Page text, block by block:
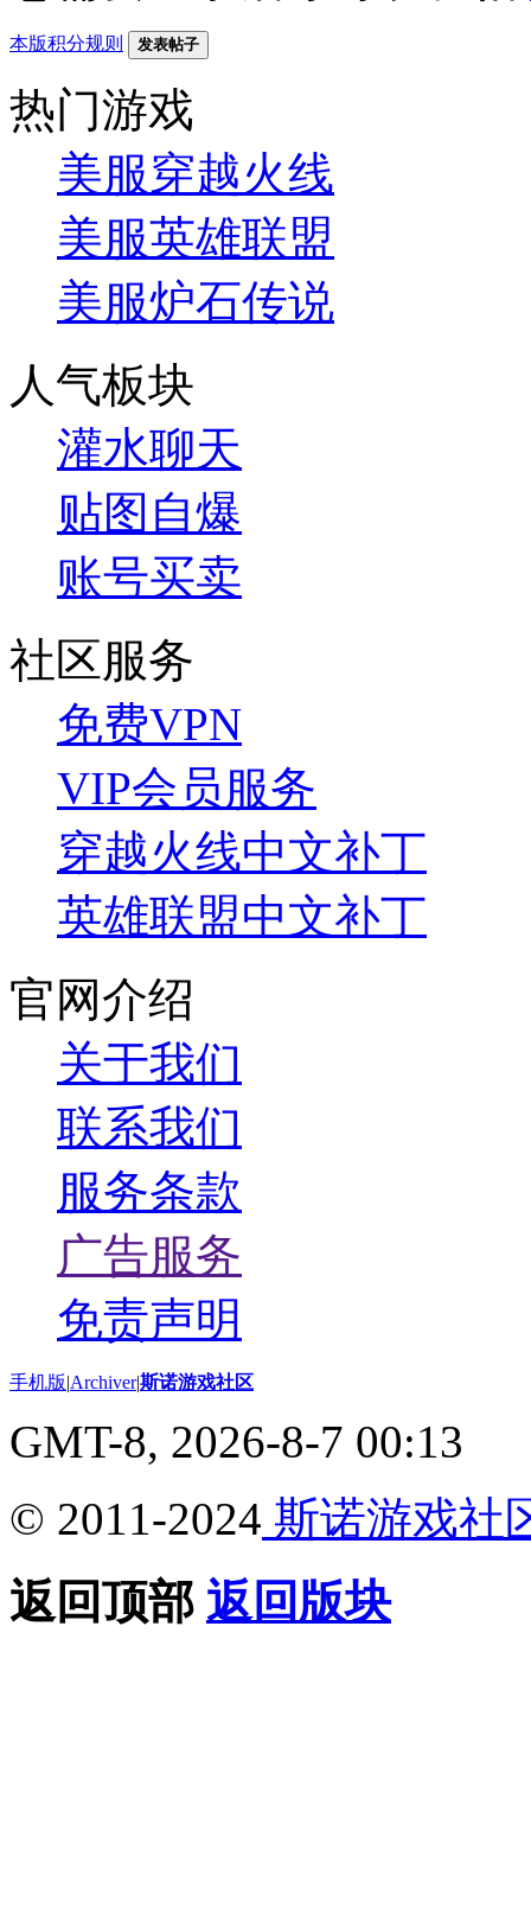
本版积分规则 发表帖子
热门游戏
美服穿越火线
美服英雄联盟
美服炉石传说
人气板块
灌水聊天
贴图自爆
账号买卖
社区服务
免费VPN
VIP会员服务
穿越火线中文补丁
英雄联盟中文补丁
官网介绍
关于我们
联系我们
服务条款
广告服务
免责声明
手机版|Archiver|斯诺游戏社区
GMT-8, 2026-8-7 00:13
© 2011-2024 斯诺游戏社
返回顶部 返回版块